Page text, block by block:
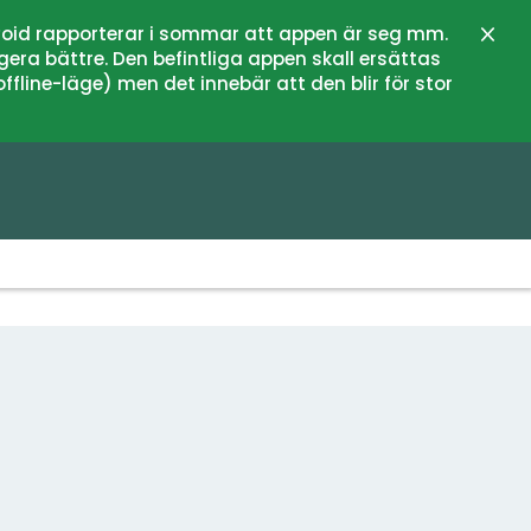
rapporterar i sommar att appen är seg mm.
bättre. Den befintliga appen skall ersättas
läge) men det innebär att den blir för stor